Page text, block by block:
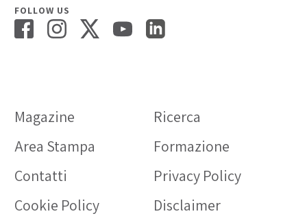
FOLLOW US
Magazine
Ricerca
Area Stampa
Formazione
Contatti
Privacy Policy
Cookie Policy
Disclaimer